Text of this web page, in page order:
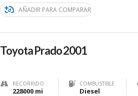
AÑADIR PARA COMPARAR
Toyota Prado 2001
RECORRIDO
228000 mi
COMBUSTIBLE
Diesel